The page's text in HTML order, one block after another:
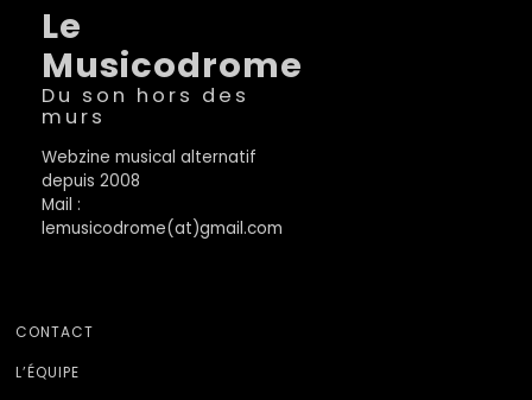
Le
Musicodrome
Du son hors des
murs
Webzine musical alternatif
depuis 2008
Mail :
lemusicodrome(at)gmail.com
CONTACT
L’ÉQUIPE